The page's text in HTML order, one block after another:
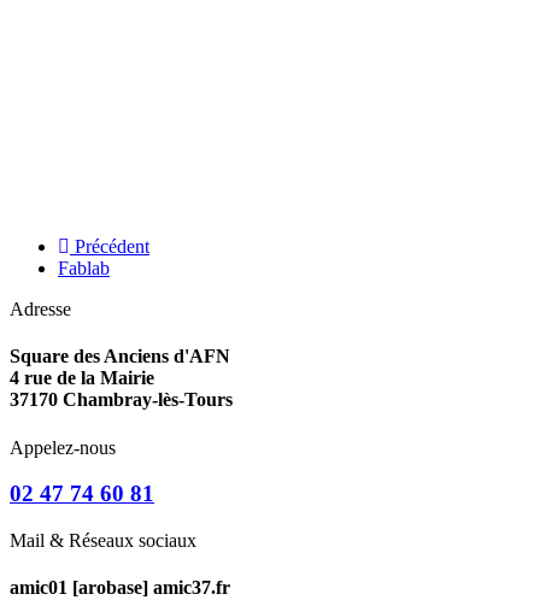
Précédent
Fablab
Adresse
Square des Anciens d'AFN
4 rue de la Mairie
37170 Chambray-lès-Tours
Appelez-nous
02 47 74 60 81
Mail & Réseaux sociaux
amic01 [arobase] amic37.fr